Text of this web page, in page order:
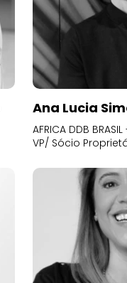
Ana Lucia
AFRICA DDB
VP/ Sócio